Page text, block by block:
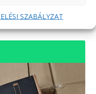
SZABÁLYZAT